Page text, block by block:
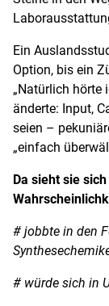
Ein
Option, bis ein
„Natürlich hörte
änderte: Input,
seien –
„einfach
Da sieht sie
# jobbte in den
# würde sich in